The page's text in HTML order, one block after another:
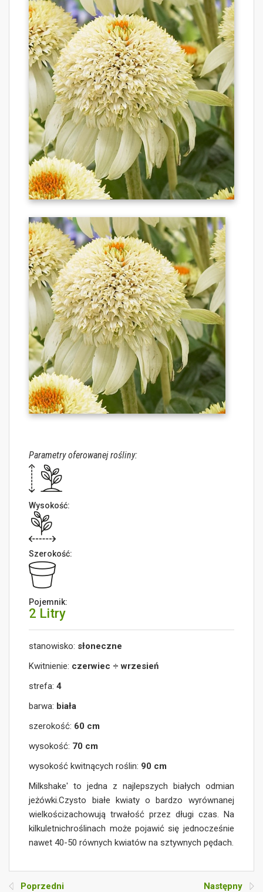
Parametry oferowanej rośliny:
Wysokość:
Szerokość:
Pojemnik:
2 Litry
stanowisko: słoneczne
Kwitnienie: czerwiec ÷ wrzesień
strefa:4
barwa: biała
szerokość: 60 cm
wysokość: 70 cm
wysokość kwitnących roślin: 90 cm
Milkshake' to jedna z najlepszych białych odmian
jeżówki.Czysto białe kwiaty o bardzo wyrównanej
wielkościzachowują trwałość przez długi czas. Na
kilkuletnichroślinach może pojawić się jednocześnie
nawet 40-50 równych kwiatów na sztywnych pędach.
Poprzedni Następny